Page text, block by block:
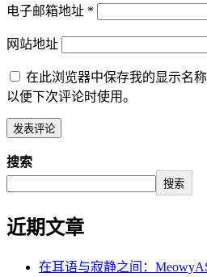
电子邮箱地址 *
网站地址
在此浏览器中保存我的显示名
以便下次评论时使用。
搜索
搜索
近期文章
在耳语与寂静之间：